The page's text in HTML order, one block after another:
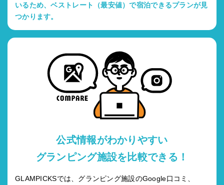
いるため、ベストレート（最安値）で宿泊できるプランが見
つかります。
公式情報がわかりやすい
グランピング施設を比較できる！
GLAMPICKSでは、グランピング施設のGoogle口コミ、